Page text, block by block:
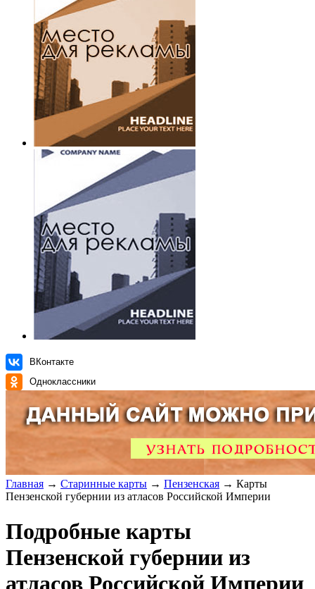
ВКонтакте
Одноклассники
Главная → Старинные карты → Пензенская → Карты
Пензенской губернии из атласов Российской Империи
Подробные карты
Пензенской губернии из
атласов Российской Империи